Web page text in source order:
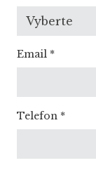
Vyberte
Email *
Telefon *